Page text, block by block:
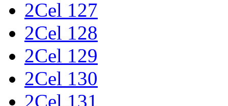
2Cel 127
2Cel 128
2Cel 129
2Cel 130
2Cel 131